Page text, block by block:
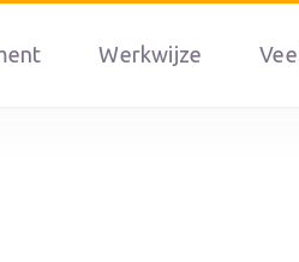
Werkwijze